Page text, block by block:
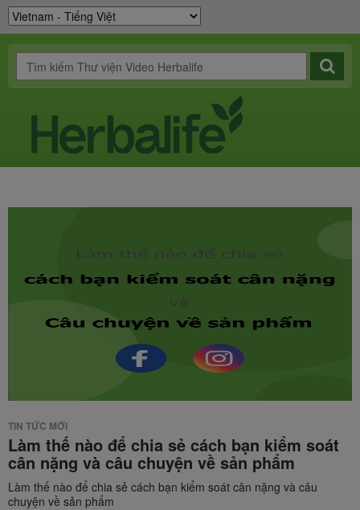
TIN TỨC MỚI
Làm thế nào để chia sẻ cách bạn kiểm soát
cân nặng và câu chuyện về sản phẩm
Làm thế nào để chia sẻ cách bạn kiểm soát cân nặng và câu
chuyện về sản phẩm